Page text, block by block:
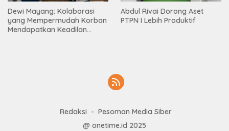
Dewi Mayang: Kolaborasi
yang Mempermudah Korban
Mendapatkan Keadilan
Abdul Rivai Dorong Aset
PTPN I Lebih Produktif
Redaksi
Pesoman Media Siber
@ onetime.id 2025